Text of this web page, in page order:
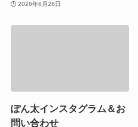
2026年6月28日
ぽん太インスタグラム＆お
問い合わせ